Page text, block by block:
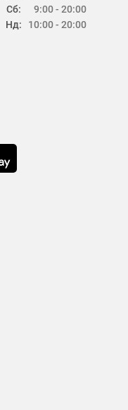
Сб:
Нд:
9:00 - 20:00
10:00 - 20:00